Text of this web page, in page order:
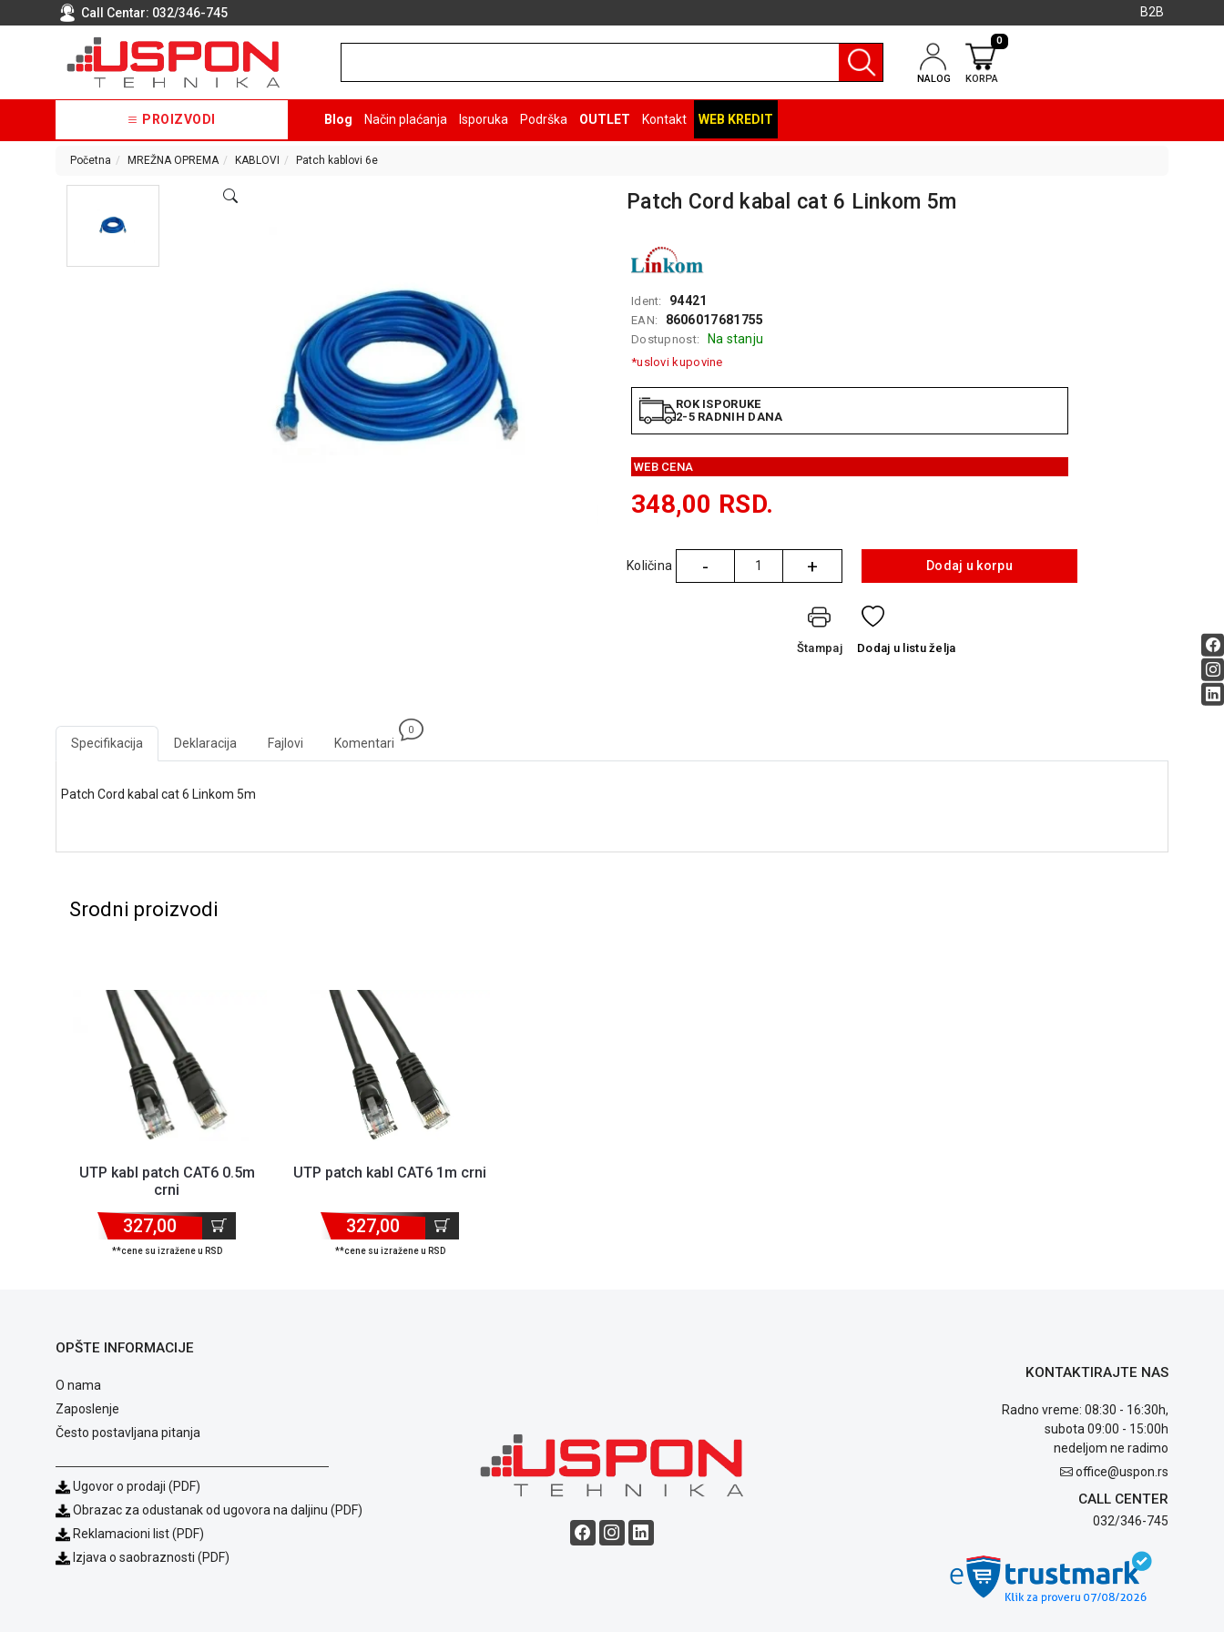
Call Centar: 032/346-745 B2B
NALOG KORPA
0
PROIZVODI Blog Način plaćanja Isporuka Podrška OUTLET Kontakt WEB KREDIT
Početna MREŽNA OPREMA KABLOVI Patch kablovi 6e
Patch Cord kabal cat 6 Linkom 5m
Ident: 94421
EAN: 8606017681755
Dostupnost: Na stanju
*uslovi kupovine
ROK ISPORUKE
2-5 RADNIH DANA
WEB CENA
348,00 RSD.
Količina - + Dodaj u korpu
Štampaj Dodaj u listu želja
Specifikacija Deklaracija Fajlovi Komentari
0
Patch Cord kabal cat 6 Linkom 5m
Srodni proizvodi
UTP kabl patch CAT6 0.5m
crni
327,00
**cene su izražene u RSD
UTP patch kabl CAT6 1m crni
327,00
**cene su izražene u RSD
OPŠTE INFORMACIJE
O nama
Zaposlenje
Često postavljana pitanja
Ugovor o prodaji (PDF)
Obrazac za odustanak od ugovora na daljinu (PDF)
Reklamacioni list (PDF)
Izjava o saobraznosti (PDF)
KONTAKTIRAJTE NAS
Radno vreme: 08:30 - 16:30h,
subota 09:00 - 15:00h
nedeljom ne radimo
office@uspon.rs
CALL CENTER
032/346-745